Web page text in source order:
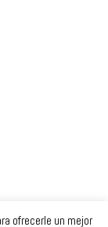
ofrecerle un mejor